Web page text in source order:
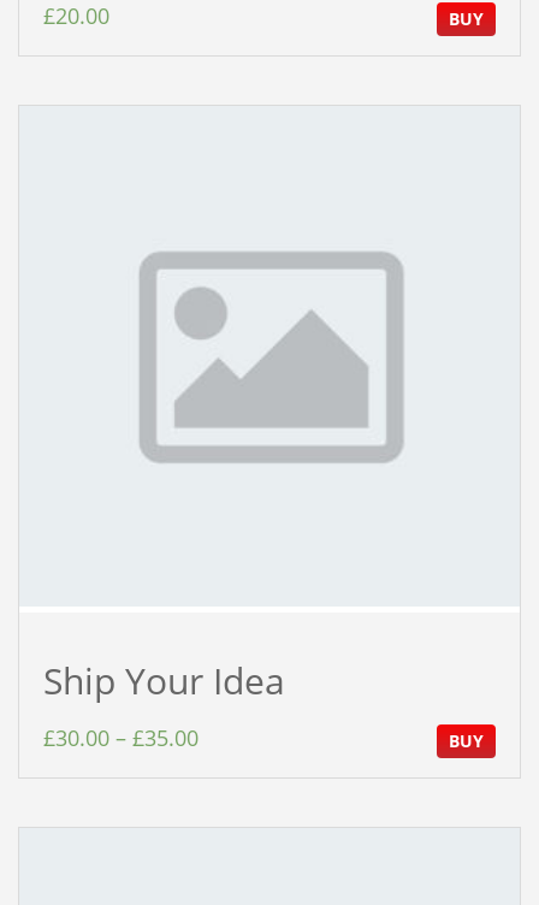
£20.00 BUY
Ship Your Idea
£30.00 – £35.00 BUY